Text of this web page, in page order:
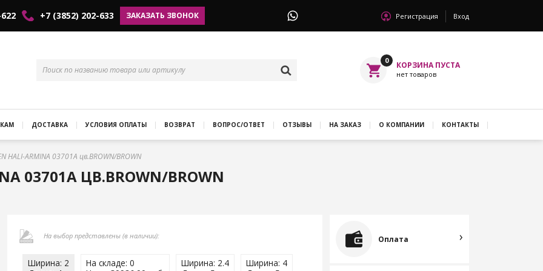
+7 (3852) 202-633 ЗАКАЗАТЬ ЗВОНОК Регистрация Вход
0
ДОСТАВКА УСЛОВИЯ ОПЛАТЫ ВОЗВРАТ ВОПРОС/ОТВЕТ ОТЗЫВЫ НА ЗАКАЗ О КОМПАНИИ КОНТАКТЫ
HALI-ARMINA 03701A цв.BROWN/BROWN
03701A ЦВ.BROWN/BROWN
На выбор представлены (в наличии):
Ширина: 2
На складе: 0
Ширина: 2.4
Ширина: 4
Оплата